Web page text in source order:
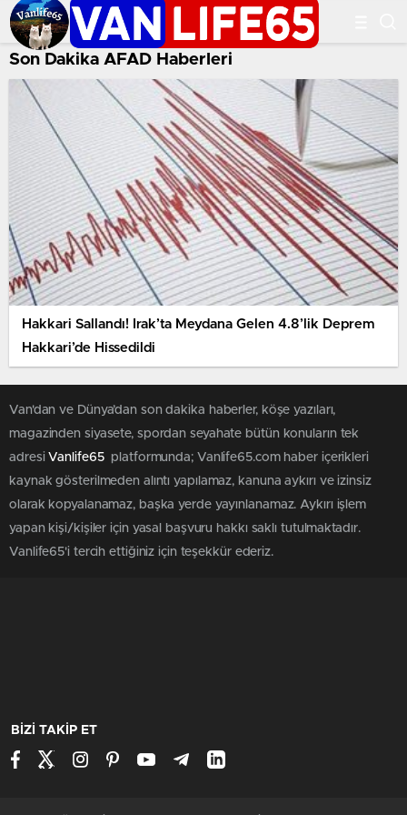
Son Dakika AFAD Haberleri
Hakkari Sallandı! Irak’ta Meydana Gelen 4.8’lik Deprem
Hakkari’de Hissedildi
Van'dan ve Dünya’dan son dakika haberler, köşe yazıları,
magazinden siyasete, spordan seyahate bütün konuların tek
adresi Vanlife65 platformunda; Vanlife65.com haber içerikleri
kaynak gösterilmeden alıntı yapılamaz, kanuna aykırı ve izinsiz
olarak kopyalanamaz, başka yerde yayınlanamaz. Aykırı işlem
yapan kişi/kişiler için yasal başvuru hakkı saklı tutulmaktadır.
Vanlife65'i tercih ettiğiniz için teşekkür ederiz.
BİZİ TAKİP ET